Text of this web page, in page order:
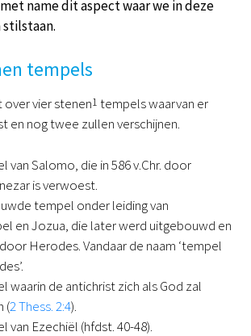
name dit aspect waar we in deze
tempels
vier stenen1 tempels waarvan er
en nog twee zullen verschijnen.
van Salomo, die in 586 v.Chr. door
is verwoest.
tempel onder leiding van
en Jozua, die later werd uitgebouwd en
Herodes. Vandaar de naam ‘tempel
waarin de antichrist zich als God zal
(2 Thess. 2:4).
van Ezechiël (hfdst. 40-48).